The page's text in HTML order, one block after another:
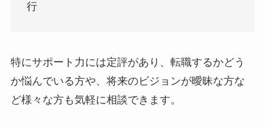
行
特にサポート力には定評があり、転職するかどう
か悩んでいる方や、将来のビジョンが曖昧な方な
ど様々な方も気軽に相談できます。